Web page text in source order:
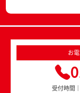
お
受付時間